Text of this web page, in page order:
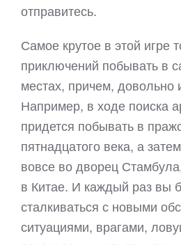
отправитесь.
Самое крутое в этой игре
приключений побывать в
местах, причем, довольно
Например, в ходе поиска
придется побывать в
пятнадцатого века, а
вовсе во дворец
в Китае. И каждый раз вы
сталкиваться с новыми
ситуациями, врагами,